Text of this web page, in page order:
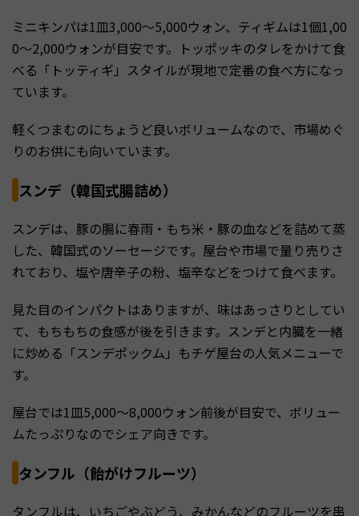
ミニキンパは1皿3,000〜5,000ウォン、ティギムは1個1,00
0〜2,000ウォンが目安です。トッポッキのタレをかけて食
べる「トッティギ」スタイルが現地で定番の食べ方になっ
ています。
軽くつまむのにちょうど良いボリュームなので、市場めぐ
りのお供にも向いています。
スンデ（韓国式腸詰め）
スンデは、豚の腸に春雨・もち米・豚の血などを詰めて蒸
した、韓国式のソーセージです。屋台や市場で量り売りさ
れており、塩や唐辛子の粉、塩辛などをつけて食べます。
見た目のインパクトはありますが、味はあっさりとしてい
て、もちもちの食感が後を引きます。スンデと内臓を一緒
に炒める「スンデポックム」もチゲ屋台の人気メニューで
す。
屋台では1皿5,000〜8,000ウォン前後が目安で、ボリュー
ムたっぷりなのでシェア向きです。
タンフル（飴がけフルーツ）
タンフルは、いちごやぶどう、みかんなどのフルーツを串